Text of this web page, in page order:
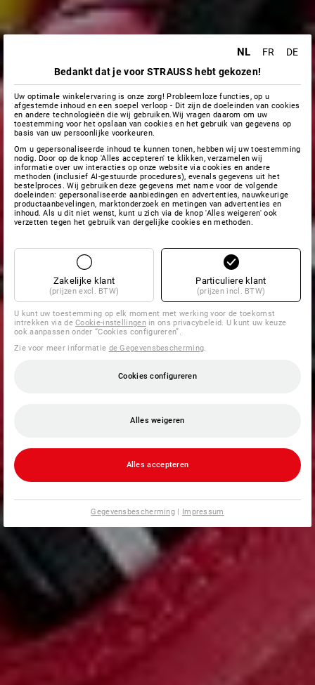
NL FR
DE
Bedankt dat je voor STRAUSS hebt gekozen!
Uw optimale winkelervaring is onze zorg! Probleemloze functies, op u
afgestemde inhoud en een soepel verloop - Dit zijn de doeleinden van cookies
en andere technologieën die wij gebruiken.Wij vragen daarom om uw
toestemming voor het opslaan van cookies en het gebruik van gegevens op
basis van uw persoonlijke voorkeuren.
Om u gepersonaliseerde inhoud te kunnen tonen, hebben wij uw toestemming
nodig. Door op de knop 'Alles accepteren' te klikken, verzamelen wij
informatie over uw interacties op onze website via cookies en andere
methoden (inclusief AI-gestuurde procedures), evenals gegevens uit het
bestelproces. Wij gebruiken deze gegevens met name voor de volgende
doeleinden: gepersonaliseerde aanbiedingen en advertenties, nauwkeurige
productaanbevelingen, marktonderzoek en metingen van advertenties en
inhoud. Als u dit niet wenst, kunt u zich via de knop 'Alles weigeren' ook
verzetten tegen het gebruik van dergelijke cookies en methoden.
Zakelijke klant
(prijzen excl. BTW)
Particuliere klant
(prijzen incl. BTW)
U kunt uw toestemming op elk moment met werking voor de toekomst
intrekken via deCookie-instellingenin ons privacybeleid. U kunt uw keuze
ook aanpassen onder “Cookies configureren”.
Zie voor meer informatie de Gegevensbescherming.
Cookies configureren
Alles weigeren
Alles accepteren
Gegevensbescherming | Impressum